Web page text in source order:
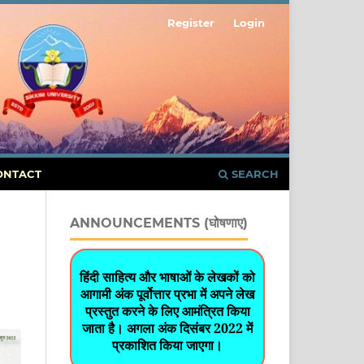
SEARCH
Register Login
ANNOUNCEMENTS (घोषणाए)
हिंदी साहित्य और भाषाओं के लेखकों को
आगामी अंक पूर्वोत्तार प्रभा में अपने लेख
प्रस्तुत करने के लिए आमंत्रित किया
जाता है। अगला अंक दिसंबर 2022 में
प्रकाशित किया जाएगा।